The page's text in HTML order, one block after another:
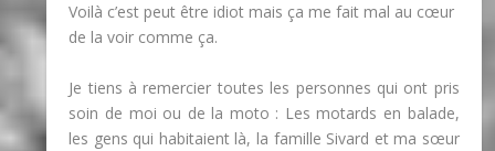
Voilà c’est peut être idiot mais ça me fait mal au cœur
de la voir comme ça.
Je tiens à remercier toutes les personnes qui ont pris
soin de moi ou de la moto : Les motards en balade,
les gens qui habitaient là, la famille Sivard et ma sœur